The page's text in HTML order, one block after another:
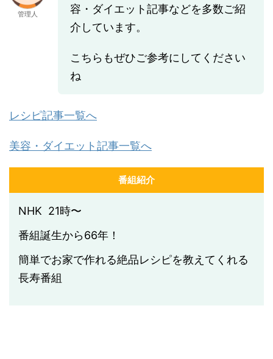
管理人
容・ダイエット記事などを多数ご紹
介しています。
こちらもぜひご参考にしてください
ね
レシピ記事一覧へ
美容・ダイエット記事一覧へ
番組紹介
NHK 21時〜
番組誕生から66年！
簡単でお家で作れる絶品レシピを教えてくれる
長寿番組